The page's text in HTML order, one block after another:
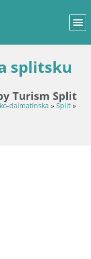
splitsku
Turism Split
dalmatinska » Split »